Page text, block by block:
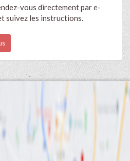
vous directement par e-
suivez les instructions.